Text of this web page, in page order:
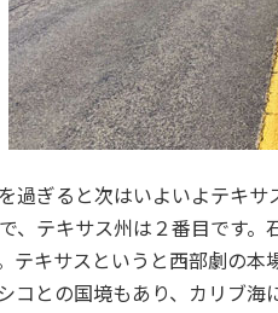
過ぎると次はいよいよテキ
、テキサス州は２番目です
テキサスというと西部劇の
コとの国境もあり、カリブ